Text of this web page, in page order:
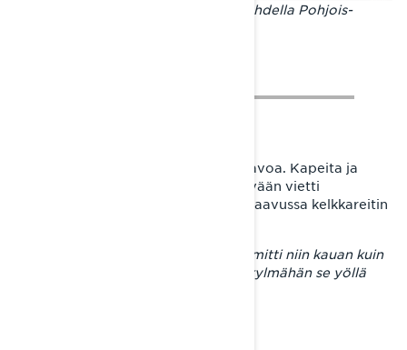
#lumieilopu. Rautatien ylitys Kesälahdella Pohjois-
Viitasaarelta suunta kääntyi kohti Savoa. Kapeita ja
patikkoisia lumirännejä pitkin edettyään vietti
matkamies reissun kylmimmän yön laavussa kelkkareitin
– Kelkkatakki oli peittona ja tuli lämmitti niin kauan kuin
se paloi. Pakkasta oli reilusti, joten kylmähän se yöllä